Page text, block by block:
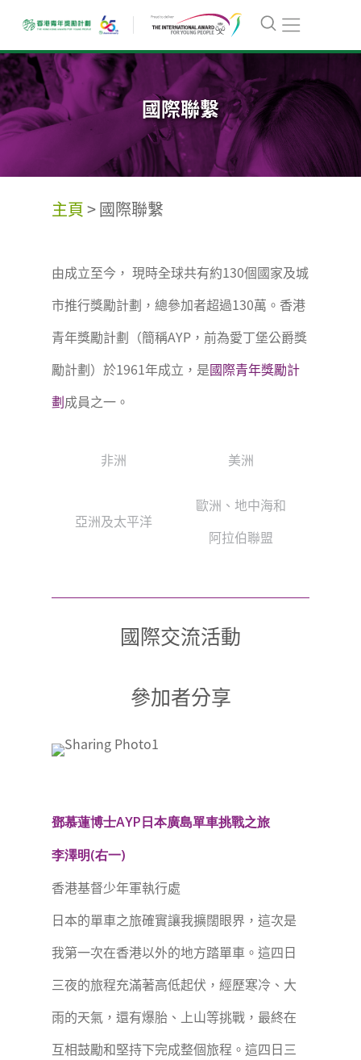
國際聯繫
主頁>國際聯繫
由成立至今， 現時全球共有約130個國家及城
市推行獎勵計劃，總參加者超過130萬。香港
青年獎勵計劃（簡稱AYP，前為愛丁堡公爵獎
勵計劃）於1961年成立，是國際青年獎勵計
劃成員之一。
非洲 美洲
亞洲及太平洋
歐洲、地中海和
阿拉伯聯盟
國際交流活動
參加者分享
鄧慕蓮博士AYP日本廣島單車挑戰之旅
李澤明(右一)
香港基督少年軍執行處
日本的單車之旅確實讓我擴闊眼界，這次是
我第一次在香港以外的地方踏單車。這四日
三夜的旅程充滿著高低起伏，經歷寒冷、大
雨的天氣，還有爆胎、上山等挑戰，最終在
互相鼓勵和堅持下完成整個旅程。這四日三